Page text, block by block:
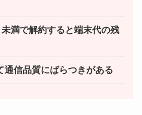
満で解約すると端末代の残
通信品質にばらつきがある